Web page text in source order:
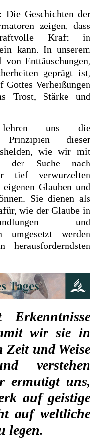
Die Geschichten der
zeigen, dass
Kraft in
kann. In unserem
Enttäuschungen,
geprägt ist,
Gottes Verheißungen
Trost, Stärke und
lehren uns die
dieser
wie wir mit
der Suche nach
tief verwurzelten
Glauben und
Sie dienen als
wie der Glaube in
und
umgesetzt werden
Erkenntnisse
wir sie in
Zeit und Weise
verstehen
ermutigt uns,
auf geistige
auf weltliche
legen.